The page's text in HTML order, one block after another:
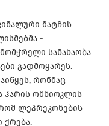
მატჩის
-
სანახაობა
გადმოყარეს.
რონმაც
ჰარის ომნიოკლის
ლეპრეკონების
ქრება.